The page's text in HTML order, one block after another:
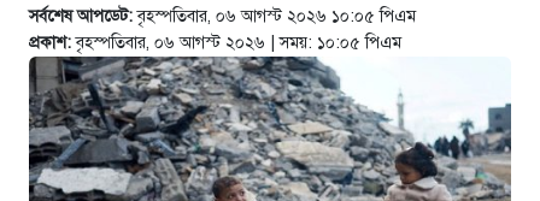
সর্বশেষ আপডেট:বৃহস্পতিবার, ০৬ আগস্ট ২০২৬ ১০:০৫ পিএম
প্রকাশ:বৃহস্পতিবার, ০৬ আগস্ট ২০২৬ | সময়: ১০:০৫ পিএম